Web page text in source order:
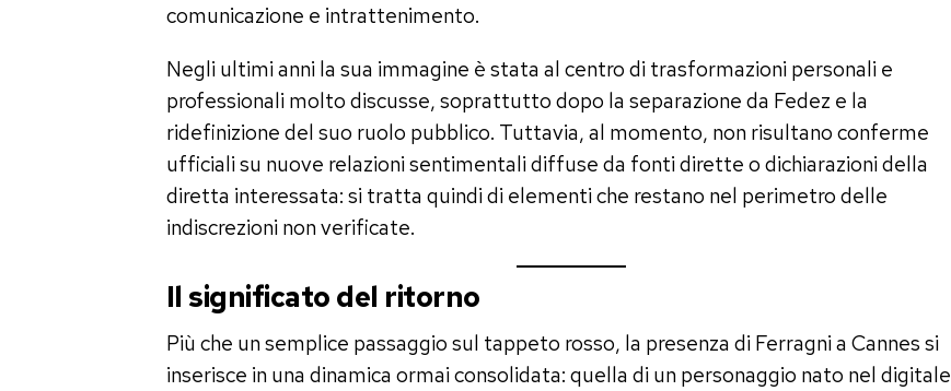
comunicazione e intrattenimento.
Negli ultimi anni la sua immagine è stata al centro di trasformazioni personali e
professionali molto discusse, soprattutto dopo la separazione da Fedez e la
ridefinizione del suo ruolo pubblico. Tuttavia, al momento, non risultano conferme
ufficiali su nuove relazioni sentimentali diffuse da fonti dirette o dichiarazioni della
diretta interessata: si tratta quindi di elementi che restano nel perimetro delle
indiscrezioni non verificate.
Il significato del ritorno
Più che un semplice passaggio sul tappeto rosso, la presenza di Ferragni a Cannes si
inserisce in una dinamica ormai consolidata: quella di un personaggio nato nel digitale